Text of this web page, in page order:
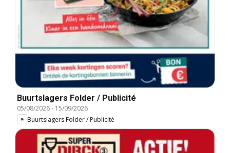
Buurtslagers Folder / Publicité
05/08/2026- 15/09/2026
Buurtslagers Folder / Publicité